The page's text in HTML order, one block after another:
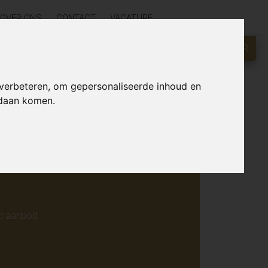
om gepersonaliseerde inhoud en
komen.
OVER ONS CONTACT VACATURE
KLIK HIER
online.
aanbod.